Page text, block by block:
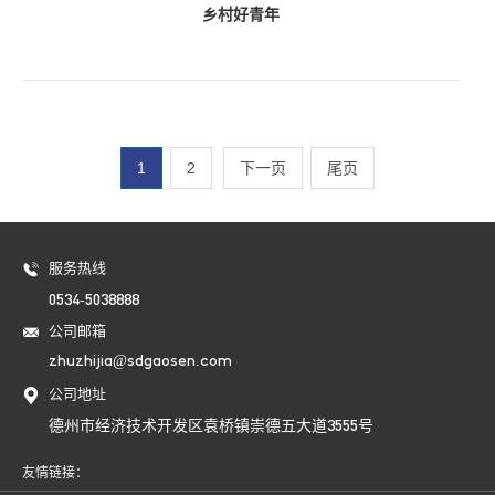
乡村好青年
1 2 下一页 尾页
服务热线
0534-5038888
公司邮箱
zhuzhijia@sdgaosen.com
公司地址
德州市经济技术开发区袁桥镇崇德五大道3555号
友情链接：